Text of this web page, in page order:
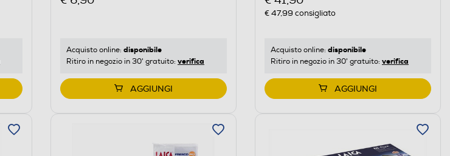
Acquisto online: disponibile
Ritiro in negozio in 30' gratuito: verifica
AGGIUNGI
€ 47,99 consigliato
Acquisto online: disponibile
Ritiro in negozio in 30' gratuito: verifica
AGGIUNGI